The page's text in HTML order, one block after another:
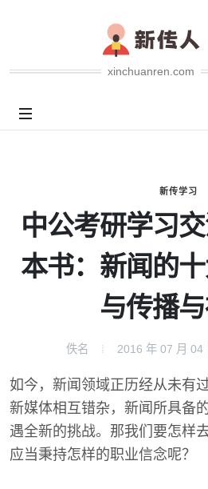
xinchuanren.com
新传学习
中公考研学习
本书：新闻的
与传播
佚名 2016 年 07 月 04
如今，新闻领域正历经从未有
新媒体相互错杂，新闻所具备
遇全新的挑战。那我们要怎样
应当秉持怎样的职业信念呢？